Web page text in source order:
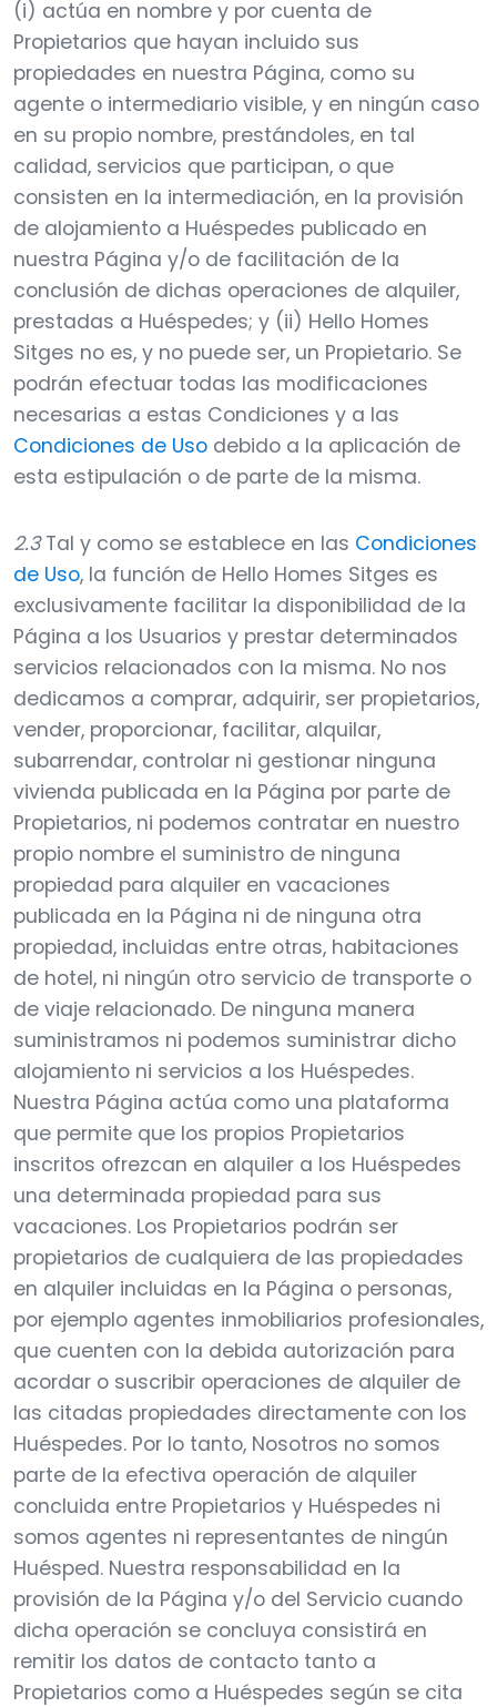
(i) actúa en nombre y por cuenta de
Propietarios que hayan incluido sus
propiedades en nuestra Página, como su
agente o intermediario visible, y en ningún caso
en su propio nombre, prestándoles, en tal
calidad, servicios que participan, o que
consisten en la intermediación, en la provisión
de alojamiento a Huéspedes publicado en
nuestra Página y/o de facilitación de la
conclusión de dichas operaciones de alquiler,
prestadas a Huéspedes; y (ii) Hello Homes
Sitges no es, y no puede ser, un Propietario. Se
podrán efectuar todas las modificaciones
necesarias a estas Condiciones y a las
Condiciones de Uso debido a la aplicación de
esta estipulación o de parte de la misma.
2.3Tal y como se establece en las Condiciones
de Uso, la función de Hello Homes Sitges es
exclusivamente facilitar la disponibilidad de la
Página a los Usuarios y prestar determinados
servicios relacionados con la misma. No nos
dedicamos a comprar, adquirir, ser propietarios,
vender, proporcionar, facilitar, alquilar,
subarrendar, controlar ni gestionar ninguna
vivienda publicada en la Página por parte de
Propietarios, ni podemos contratar en nuestro
propio nombre el suministro de ninguna
propiedad para alquiler en vacaciones
publicada en la Página ni de ninguna otra
propiedad, incluidas entre otras, habitaciones
de hotel, ni ningún otro servicio de transporte o
de viaje relacionado. De ninguna manera
suministramos ni podemos suministrar dicho
alojamiento ni servicios a los Huéspedes.
Nuestra Página actúa como una plataforma
que permite que los propios Propietarios
inscritos ofrezcan en alquiler a los Huéspedes
una determinada propiedad para sus
vacaciones. Los Propietarios podrán ser
propietarios de cualquiera de las propiedades
en alquiler incluidas en la Página o personas,
por ejemplo agentes inmobiliarios profesionales,
que cuenten con la debida autorización para
acordar o suscribir operaciones de alquiler de
las citadas propiedades directamente con los
Huéspedes. Por lo tanto, Nosotros no somos
parte de la efectiva operación de alquiler
concluida entre Propietarios y Huéspedes ni
somos agentes ni representantes de ningún
Huésped. Nuestra responsabilidad en la
provisión de la Página y/o del Servicio cuando
dicha operación se concluya consistirá en
remitir los datos de contacto tanto a
Propietarios como a Huéspedes según se cita